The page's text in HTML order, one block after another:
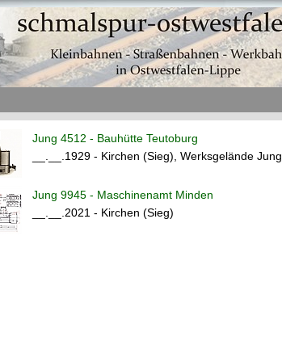
Jung 4512 - Bauhütte Teutoburg
__.__.1929 - Kirchen (Sieg), Werksgelände Jung
Jung 9945 - Maschinenamt Minden
__.__.2021 - Kirchen (Sieg)